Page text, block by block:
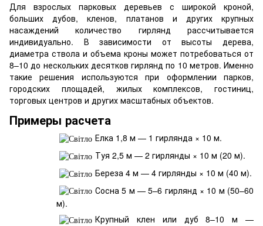
Для взрослых парковых деревьев с широкой кроной,
больших дубов, кленов, платанов и других крупных
насаждений количество гирлянд рассчитывается
индивидуально. В зависимости от высоты дерева,
диаметра ствола и объема кроны может потребоваться от
8–10 до нескольких десятков гирлянд по 10 метров. Именно
такие решения используются при оформлении парков,
городских площадей, жилых комплексов, гостиниц,
торговых центров и других масштабных объектов.
Примеры расчета
Елка 1,8 м — 1 гирлянда × 10 м.
Туя 2,5 м — 2 гирлянды × 10 м (20 м).
Береза 4 м — 4 гирлянды × 10 м (40 м).
Сосна 5 м — 5–6 гирлянд × 10 м (50–60
м).
Крупный клен или дуб 8–10 м —